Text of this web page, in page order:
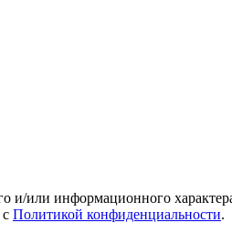
и/или информационного
Политикой конфиденциальности.